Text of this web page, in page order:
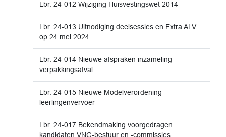
Lbr. 24-012 Wijziging Huisvestingswet 2014
Lbr. 24-013 Uitnodiging deelsessies en Extra ALV
op 24 mei 2024
Lbr. 24-014 Nieuwe afspraken inzameling
verpakkingsafval
Lbr. 24-015 Nieuwe Modelverordening
leerlingenvervoer
Lbr. 24-017 Bekendmaking voorgedragen
kandidaten VNG-bestuur en -commissies